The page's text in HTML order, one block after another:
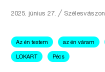
2025. június 27.╱ Szélesvászon
Az én testem az én váram
LOKART Pécs